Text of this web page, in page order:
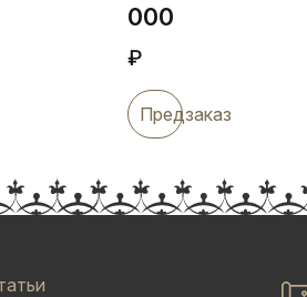
000
₽
Предзаказ